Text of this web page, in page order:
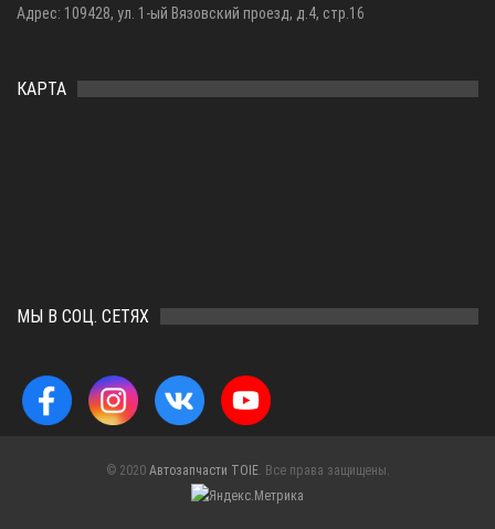
Адрес: 109428, ул. 1-ый Вязовский проезд, д.4, стр.16
КАРТА
МЫ В СОЦ. СЕТЯХ
© 2020 Автозапчасти TOIE. Все права защищены.